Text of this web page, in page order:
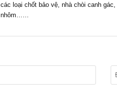
các loại chốt bảo vệ, nhà chòi canh
nhôm……